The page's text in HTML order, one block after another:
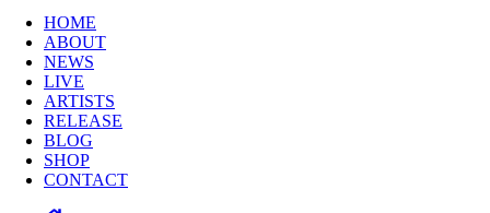
HOME
ABOUT
NEWS
LIVE
ARTISTS
RELEASE
BLOG
SHOP
CONTACT